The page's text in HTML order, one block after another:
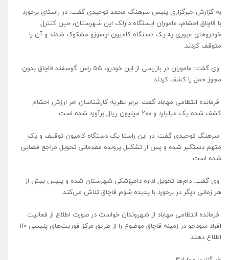
به گزارش خبرگزاری پلیس سرهنگ محمد توحیدی گفت: در راستای برخورد
با قاچاق احشام، ماموران ایستگاه دارلک این شهرستان، حین کنترل
خودرو‌های عبوری یه یک دستگاه کامیون ایسوزو مشکوک شدند و آن را
متوقف کردند.
وی گفت: ماموران در بازرسی از این خودرو، ۵۵ راس گوسفند قاچاق بدون
مجوز حمل را کشف کردند.
فرمانده انتظامی مهاباد گفت: برابر نظریه کارشناسان امر ارزش احشام
کشف شده یک میلیارد و ۲۰۰ میلیون ریال برآورد شده است.
سرهنگ توحیدی گفت: در این راستا یک دستگاه کامیون توقیف و یک
متهم دستگیر شده و پس از تشکیل پرونده مقدماتی تحویل مراجع قضایی
شده است.
وی گفت: دام‌ها تحویل اداره دامپزشکی شهرستان شده و پلیس بیش از
هر زمانی دیگر در برخورد با پدیده شوم قاچاق تلاش می‌کند.
فرمانده انتظامی مهاباد از شهروندان خواست در صورت اطلاع از فعالیت
افراد سودجو در زمینه قاچاق موضوع را از طریق مرکز فوریت‌های پلیسی ۱۱۰
اطلاع دهند